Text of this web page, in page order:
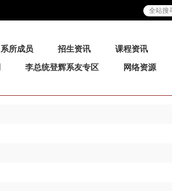
系所成员 招生资讯 课程资讯
李总统登辉系友专区
网络资源